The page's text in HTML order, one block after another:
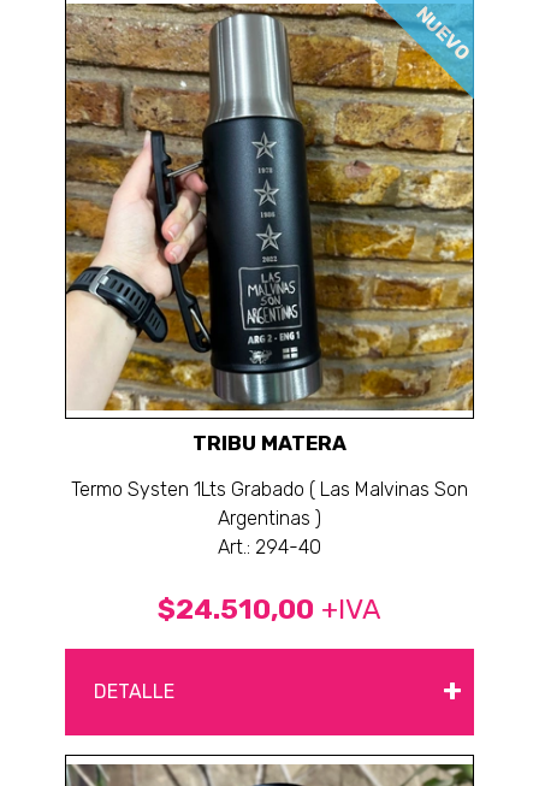
NUEVO
TRIBU MATERA
Termo Systen 1Lts Grabado ( Las Malvinas Son
Argentinas )
Art.: 294-40
$24.510,00 +IVA
DETALLE +